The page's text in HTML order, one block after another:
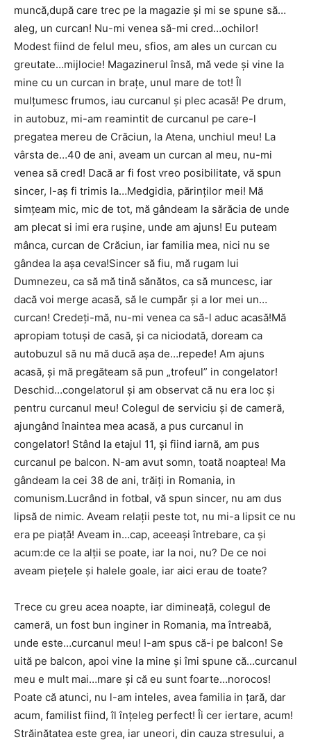
muncă,după care trec pe la magazie și mi se spune să…
aleg, un curcan! Nu-mi venea să-mi cred…ochilor!
Modest fiind de felul meu, sfios, am ales un curcan cu
greutate…mijlocie! Magazinerul însă, mă vede și vine la
mine cu un curcan in brațe, unul mare de tot! Îl
mulțumesc frumos, iau curcanul și plec acasă! Pe drum,
in autobuz, mi-am reamintit de curcanul pe care-l
pregatea mereu de Crăciun, la Atena, unchiul meu! La
vârsta de…40 de ani, aveam un curcan al meu, nu-mi
venea să cred! Dacă ar fi fost vreo posibilitate, vă spun
sincer, l-aș fi trimis la…Medgidia, părinților mei! Mă
simțeam mic, mic de tot, mă gândeam la sărăcia de unde
am plecat si imi era rușine, unde am ajuns! Eu puteam
mânca, curcan de Crăciun, iar familia mea, nici nu se
gândea la așa ceva!Sincer să fiu, mă rugam lui
Dumnezeu, ca să mă tină sănătos, ca să muncesc, iar
dacă voi merge acasă, să le cumpăr și a lor mei un…
curcan! Credeți-mă, nu-mi venea ca să-l aduc acasă!Mă
apropiam totuși de casă, și ca niciodată, doream ca
autobuzul să nu mă ducă așa de…repede! Am ajuns
acasă, și mă pregăteam să pun „trofeul” in congelator!
Deschid…congelatorul și am observat că nu era loc și
pentru curcanul meu! Colegul de serviciu și de cameră,
ajungând înaintea mea acasă, a pus curcanul in
congelator! Stând la etajul 11, și fiind iarnă, am pus
curcanul pe balcon. N-am avut somn, toată noaptea! Ma
gândeam la cei 38 de ani, trăiți in Romania, in
comunism.Lucrând in fotbal, vă spun sincer, nu am dus
lipsă de nimic. Aveam relații peste tot, nu mi-a lipsit ce nu
era pe piață! Aveam in…cap, aceeași întrebare, ca și
acum:de ce la alții se poate, iar la noi, nu? De ce noi
aveam piețele și halele goale, iar aici erau de toate?
Trece cu greu acea noapte, iar dimineață, colegul de
cameră, un fost bun inginer in Romania, ma întreabă,
unde este…curcanul meu! I-am spus că-i pe balcon! Se
uită pe balcon, apoi vine la mine și îmi spune că…curcanul
meu e mult mai…mare și că eu sunt foarte…norocos!
Poate că atunci, nu l-am inteles, avea familia in țară, dar
acum, familist fiind, îl înțeleg perfect! Îi cer iertare, acum!
Străinătatea este grea, iar uneori, din cauza stresului, a